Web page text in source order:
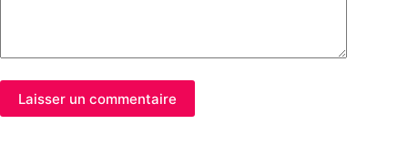
Laisser un commentaire